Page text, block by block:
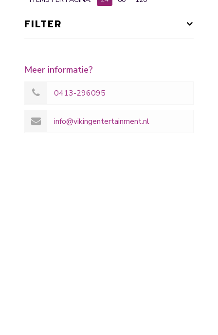
FILTER
Meer informatie?
0413-296095
info@vikingentertainment.nl